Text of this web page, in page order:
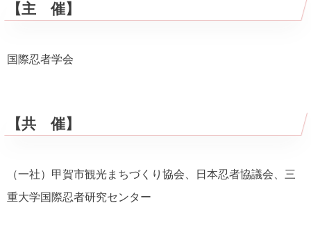
【主 催】
国際忍者学会
【共 催】
（一社）甲賀市観光まちづくり協会、日本忍者協議会、三
重大学国際忍者研究センター